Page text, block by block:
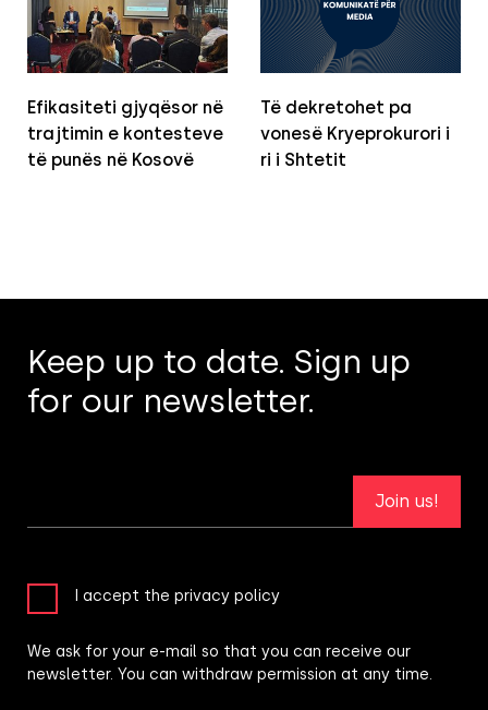
Efikasiteti gjyqësor në
trajtimin e kontesteve
të punës në Kosovë
Të dekretohet pa
vonesë Kryeprokurori i
ri i Shtetit
Keep up to date. Sign up
for our newsletter.
Join us!
I accept the privacy policy
We ask for your e-mail so that you can receive our
newsletter. You can withdraw permission at any time.